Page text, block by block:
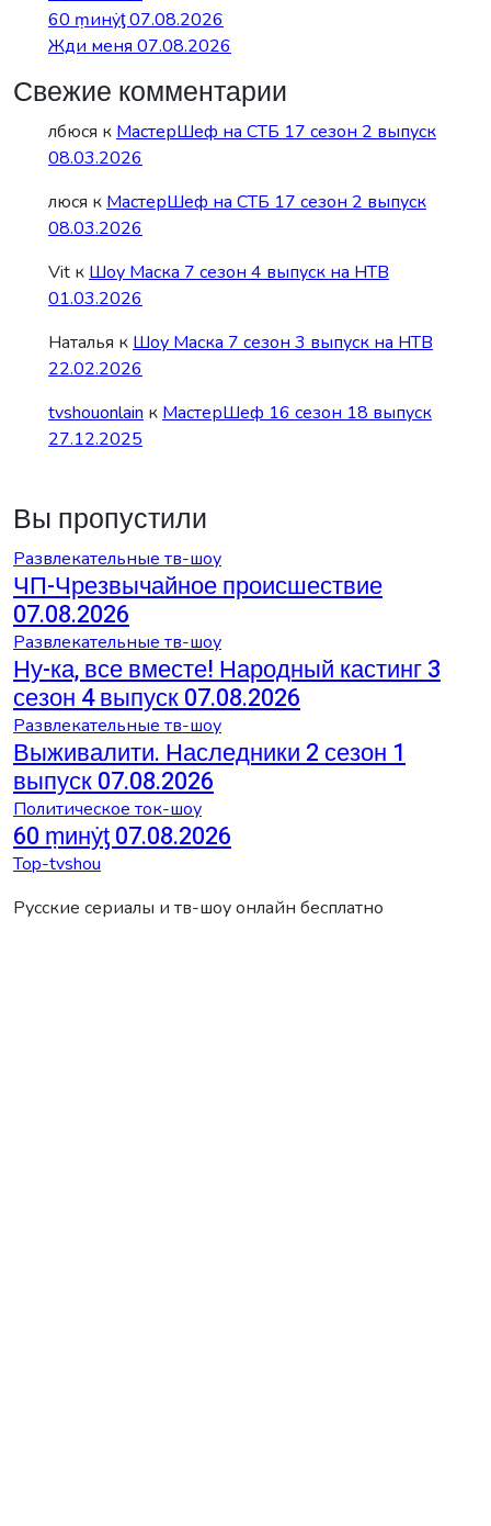
60 ṃинẏƫ 07.08.2026
Жди меня 07.08.2026
Свежие комментарии
лбюся к МастерШеф на СТБ 17 сезон 2 выпуск
08.03.2026
люся к МастерШеф на СТБ 17 сезон 2 выпуск
08.03.2026
Vit к Шоу Маска 7 сезон 4 выпуск на НТВ
01.03.2026
Наталья к Шоу Маска 7 сезон 3 выпуск на НТВ
22.02.2026
tvshouonlain к МастерШеф 16 сезон 18 выпуск
27.12.2025
Вы пропустили
Развлекательные тв-шоу
ЧП-Чрезвычайное происшествие
07.08.2026
Развлекательные тв-шоу
Ну-ка, все вместе! Народный кастинг 3
сезон 4 выпуск 07.08.2026
Развлекательные тв-шоу
Выживалити. Наследники 2 сезон 1
выпуск 07.08.2026
Политическое ток-шоу
60 ṃинẏƫ 07.08.2026
Top-tvshou
Русские сериалы и тв-шоу онлайн бесплатно